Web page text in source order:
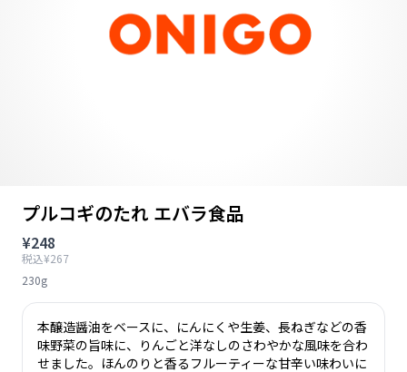
プルコギのたれ エバラ食品
¥248
税込¥267
230g
本醸造醤油をベースに、にんにくや生姜、長ねぎなどの香
味野菜の旨味に、りんごと洋なしのさわやかな風味を合わ
せました。ほんのりと香るフルーティーな甘辛い味わいに